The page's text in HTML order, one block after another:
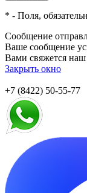
* - Поля,
Сообщение
Ваше сообщение
Вами свяжется наш
Закрыть окно
+7 (8422) 50-55-77